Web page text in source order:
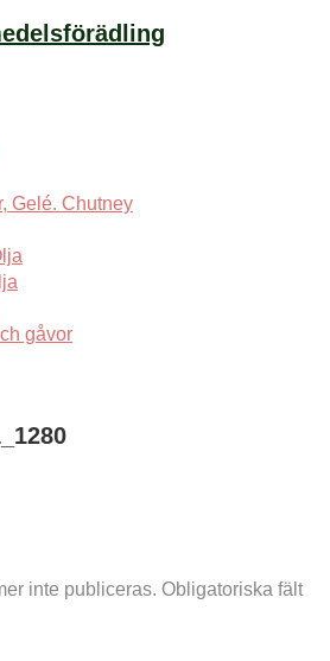
Gelé. Chutney
gåvor
inte publiceras. Obligatoriska fält